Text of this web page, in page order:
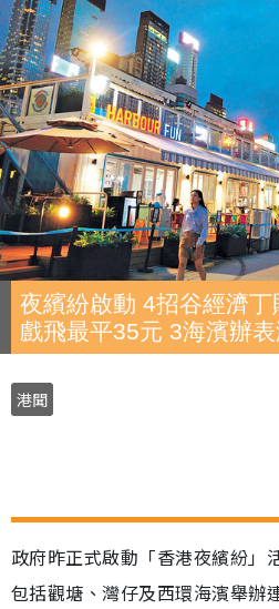
夜繽紛啟動 4招谷經濟
戲飛最平35元 3海濱辦
港聞
政府昨正式啟動「香港夜繽紛」
包括觀塘、灣仔及西環海濱舉辦